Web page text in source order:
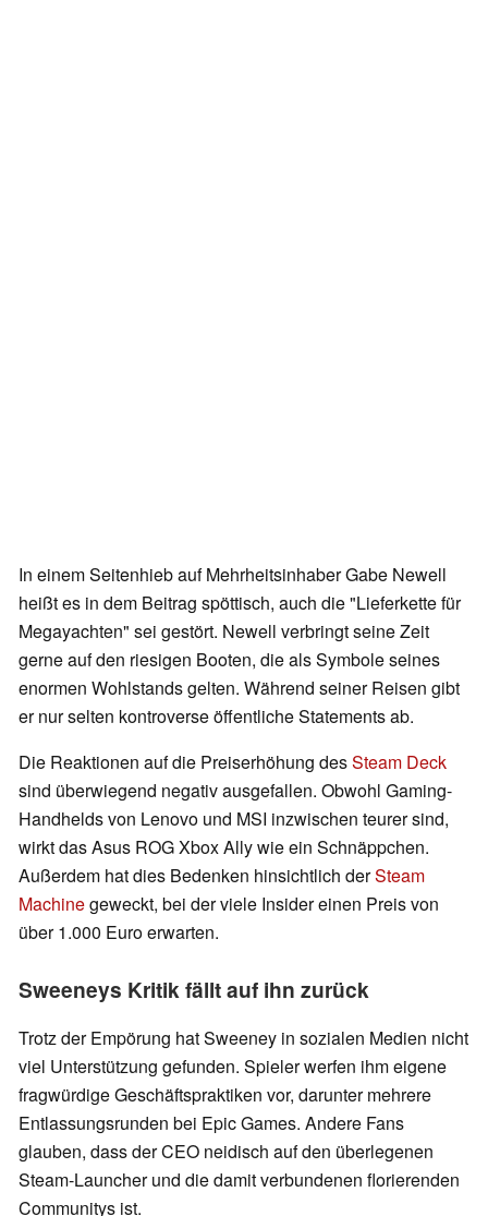
In einem Seitenhieb auf Mehrheitsinhaber Gabe Newell
heißt es in dem Beitrag spöttisch, auch die "Lieferkette für
Megayachten" sei gestört. Newell verbringt seine Zeit
gerne auf den riesigen Booten, die als Symbole seines
enormen Wohlstands gelten. Während seiner Reisen gibt
er nur selten kontroverse öffentliche Statements ab.
Die Reaktionen auf die Preiserhöhung desSteam Deck
sind überwiegend negativ ausgefallen. Obwohl Gaming-
Handhelds von Lenovo und MSI inzwischen teurer sind,
wirkt das Asus ROG Xbox Ally wie ein Schnäppchen.
Außerdem hat dies Bedenken hinsichtlich derSteam
Machinegeweckt, bei der viele Insider einen Preis von
über 1.000 Euro erwarten.
Sweeneys Kritik fällt auf ihn zurück
Trotz der Empörung hat Sweeney in sozialen Medien nicht
viel Unterstützung gefunden. Spieler werfen ihm eigene
fragwürdige Geschäftspraktiken vor, darunter mehrere
Entlassungsrunden bei Epic Games. Andere Fans
glauben, dass der CEO neidisch auf den überlegenen
Steam-Launcher und die damit verbundenen florierenden
Communitys ist.